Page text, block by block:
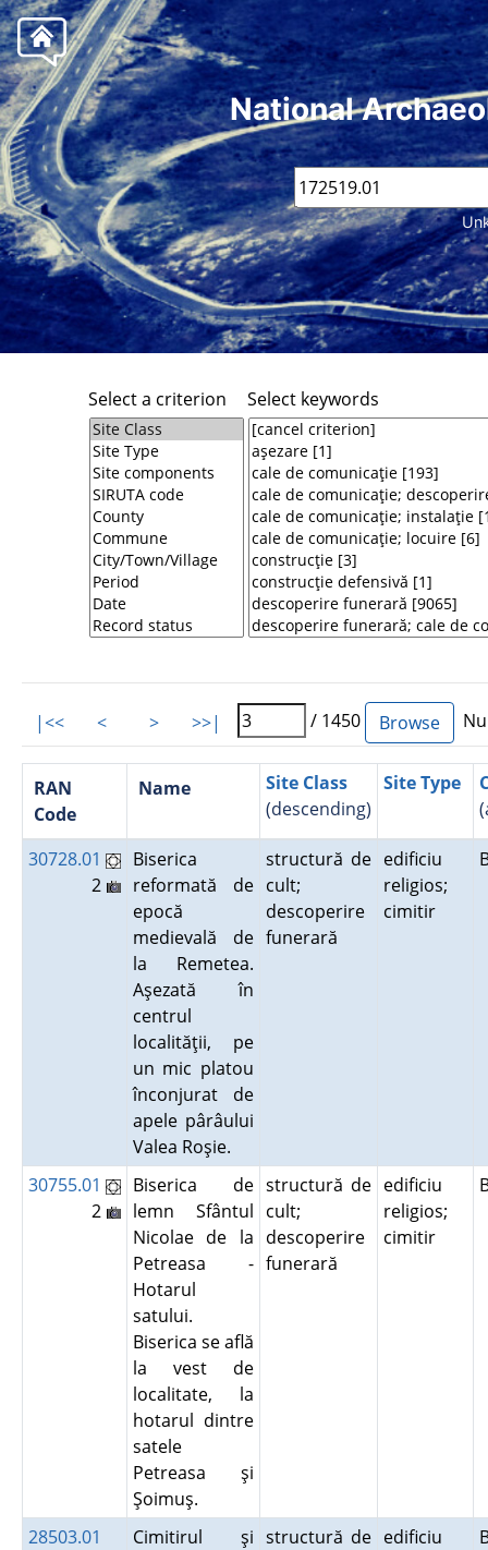
National
Select a criterion Select keywords
|<< < > >>| / 1450
RAN
Code
Name
Site Class
(descending)
Site Type
30728.01
2
Biserica
reformată de
epocă
medievală de
la Remetea.
Aşezată în
centrul
localităţii, pe
un mic platou
înconjurat de
apele pârâului
Valea Roşie.
structură de
cult;
descoperire
funerară
edificiu
religios;
cimitir
30755.01
2
Biserica de
lemn Sfântul
Nicolae de la
Petreasa -
Hotarul
satului.
Biserica se află
la vest de
localitate, la
hotarul dintre
satele
Petreasa şi
Şoimuş.
structură de
cult;
descoperire
funerară
edificiu
religios;
cimitir
28503.01
Cimitirul şi structură de edificiu